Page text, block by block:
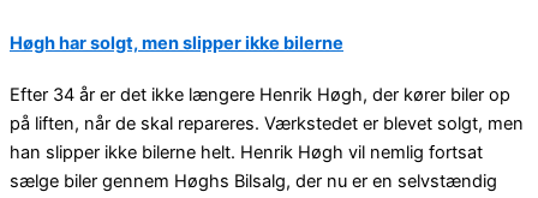
Høgh har solgt, men slipper ikke bilerne
Efter 34 år er det ikke længere Henrik Høgh, der kører biler op
på liften, når de skal repareres. Værkstedet er blevet solgt, men
han slipper ikke bilerne helt. Henrik Høgh vil nemlig fortsat
sælge biler gennem Høghs Bilsalg, der nu er en selvstændig